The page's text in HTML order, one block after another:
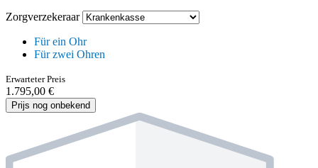
Zorgverzekeraar
Für ein Ohr
Für zwei Ohren
Erwarteter Preis
1.795,00 €
Prijs nog onbekend